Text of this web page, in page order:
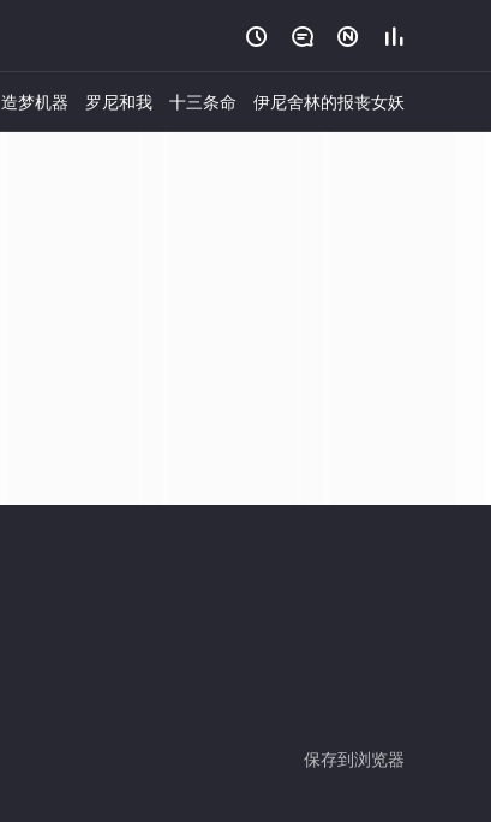
   
造梦机器 罗尼和我 十三条命 伊尼舍林的报丧女妖
保存到浏览器